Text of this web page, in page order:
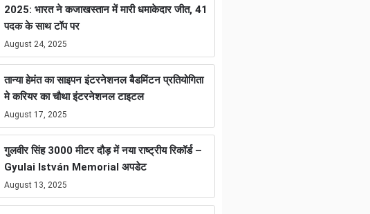
2025: भारत ने कजाखस्तान में मारी धमाकेदार जीत, 41
पदक के साथ टॉप पर
August 24, 2025
तान्या हेमंत का साइपन इंटरनेशनल बैडमिंटन प्रतियोगिता
मे करियर का चौथा इंटरनेशनल टाइटल
August 17, 2025
गुलवीर सिंह 3000 मीटर दौड़ में नया राष्ट्रीय रिकॉर्ड –
Gyulai István Memorial अपडेट
August 13, 2025